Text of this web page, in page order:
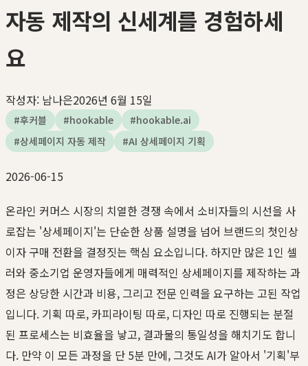
자동 제작의 신세계를 경험하세
요
작성자: 남나은2026년 6월 15일
#후커블 #hookable #hookable.ai
#상세페이지 자동 제작 #AI 상세페이지 기획
2026-06-15
온라인 커머스 시장의 치열한 경쟁 속에서 소비자들의 시선을 사
로잡는 '상세페이지'는 단순한 상품 설명을 넘어 브랜드의 첫인상
이자 구매 전환을 결정짓는 핵심 요소입니다. 하지만 많은 1인 셀
러와 중소기업 운영자들에게 매력적인 상세페이지를 제작하는 과
정은 상당한 시간과 비용, 그리고 전문 인력을 요구하는 고된 작업
입니다. 기획 따로, 카피라이팅 따로, 디자인 따로 진행되는 분절
된 프로세스는 비효율을 낳고, 결과물의 통일성을 해치기도 합니
다. 만약 이 모든 과정을 단 5분 만에, 그것도 AI가 알아서 '기획'부